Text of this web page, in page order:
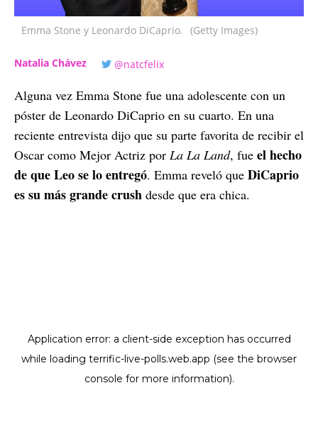
Emma Stone y Leonardo DiCaprio. (Getty Images)
Natalia Chávez @natcfelix
Alguna vez Emma Stone fue una adolescente con un
póster de Leonardo DiCaprio en su cuarto. En una
reciente entrevista dijo que su parte favorita de recibir el
Oscar como Mejor Actriz por La La Land, fue el hecho
de que Leo se lo entregó. Emma reveló que DiCaprio
es su más grande crush desde que era chica.